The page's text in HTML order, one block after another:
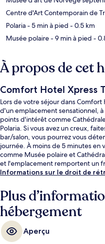
Centre d'Art Contemporain de
Polaria- 5 min à pied - 0.5 km
Musée polaire- 9 min à pied -
À propos de cet
Comfort Hotel Xpress
Lors de votre séjour dans
d'un emplacement sensationnel,
points d'intérêt comme
Polaria. Si vous avez un creux,
bar/salon, vous pourrez vous
journée. À moins de 5 minutes en
comme Musée polaire et
et l'emplacement remportent un
voyageurs.
Informations sur le droit de
Plus
hébergement
Aperçu